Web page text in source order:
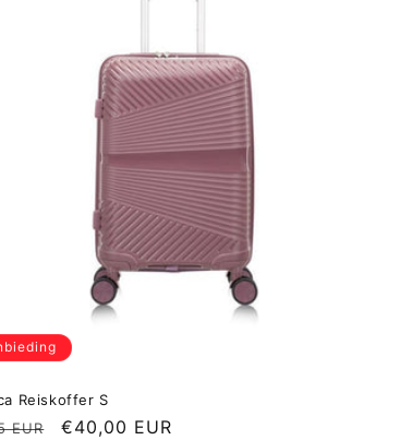
Reiskoffer S
EUR Aanbiedingsprijs
€40,00 EUR